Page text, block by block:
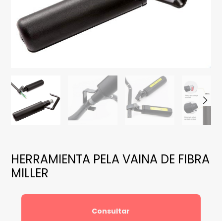
HERRAMIENTA PELA VAINA DE FIBRA
MILLER
Consultar